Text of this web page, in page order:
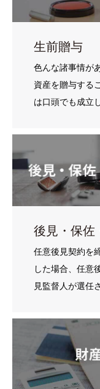
生前贈与
色んな諸事情が
資産を贈与する
は口頭でも成立
後見・保佐
任意後見契約を
した場合、任意
見監督人が選任